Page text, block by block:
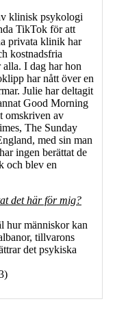
klinisk psykologi
TikTok för att
privata klinik har
kostnadsfria
I dag har hon
har nått över en
Julie har deltagit
Good Morning
omskriven av
The Sunday
med sin man
ingen berättat de
och blev en
det här för mig?
hur människor kan
tillvarons
det psykiska